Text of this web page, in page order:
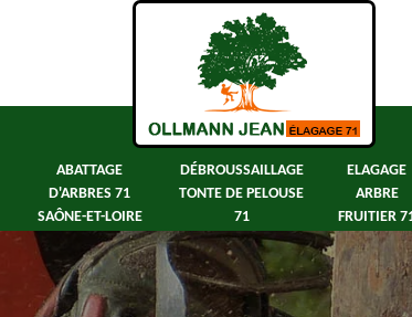
ABATTAGE
D'ARBRES 71
SAÔNE-ET-LOIRE
DÉBROUSSAILLAGE
TONTE DE PELOUSE
71
ELAGAGE
ARBRE
FRUITIER